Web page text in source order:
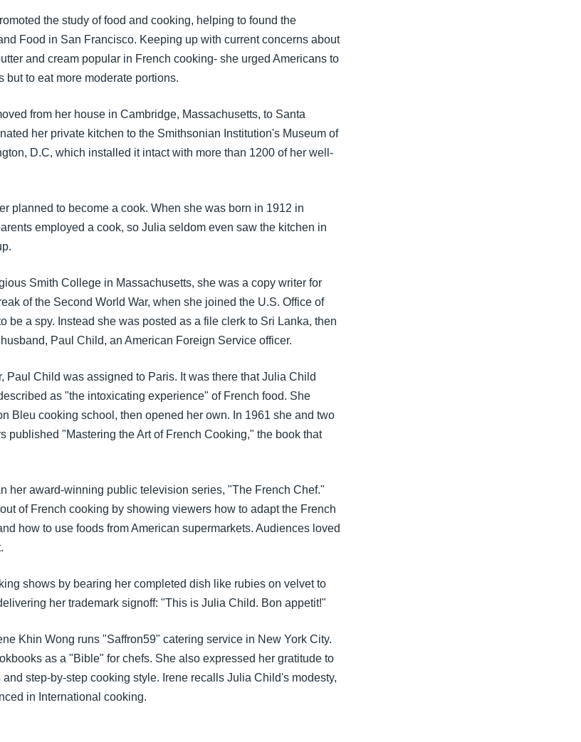
the study of food and cooking, helping to found the
Food in San Francisco. Keeping up with current concerns about
and cream popular in French cooking- she urged Americans to
but to eat more moderate portions.
from her house in Cambridge, Massachusetts, to Santa
her private kitchen to the Smithsonian Institution's Museum of
D.C, which installed it intact with more than 1200 of her well-
planned to become a cook. When she was born in 1912 in
employed a cook, so Julia seldom even saw the kitchen in
Smith College in Massachusetts, she was a copy writer for
of the Second World War, when she joined the U.S. Office of
be a spy. Instead she was posted as a file clerk to Sri Lanka, then
Paul Child, an American Foreign Service officer.
Paul Child was assigned to Paris. It was there that Julia Child
as "the intoxicating experience" of French food. She
Bleu cooking school, then opened her own. In 1961 she and two
published "Mastering the Art of French Cooking," the book that
her award-winning public television series, "The French Chef."
of French cooking by showing viewers how to adapt the French
how to use foods from American supermarkets. Audiences loved
shows by bearing her completed dish like rubies on velvet to
her trademark signoff: "This is Julia Child. Bon appetit!"
Khin Wong runs "Saffron59" catering service in New York City.
as a "Bible" for chefs. She also expressed her gratitude to
step-by-step cooking style. Irene recalls Julia Child's modesty,
in International cooking.